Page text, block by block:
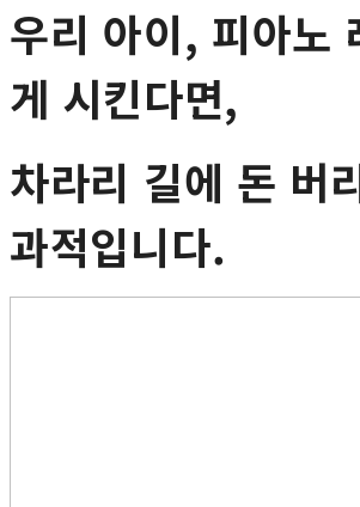
우리 아이, 피아노
게 시킨다면,
차라리 길에 돈 버
과적입니다.